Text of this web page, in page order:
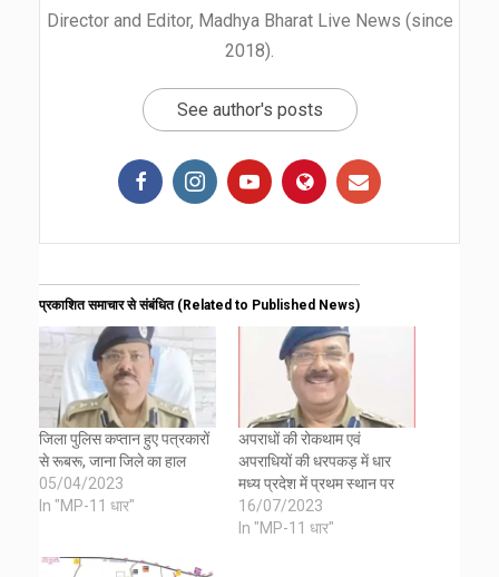
Director and Editor, Madhya Bharat Live News (since
2018).
See author's posts
प्रकाशित समाचार से संबंधित (Related to Published News)
जिला पुलिस कप्तान हुए पत्रकारों
से रूबरू, जाना जिले का हाल
05/04/2023
In "MP-11 धार"
अपराधों की रोकथाम एवं
अपराधियों की धरपकड़ में धार
मध्य प्रदेश में प्रथम स्थान पर
16/07/2023
In "MP-11 धार"